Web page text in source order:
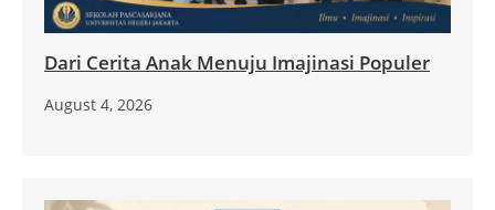
Dari Cerita Anak Menuju Imajinasi Populer
August 4, 2026